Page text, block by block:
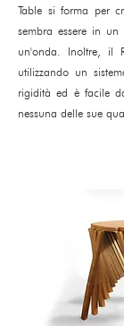
Table si forma per
sembra essere in
un'onda. Inoltre, il
utilizzando un
rigidità ed è facile
nessuna delle sue